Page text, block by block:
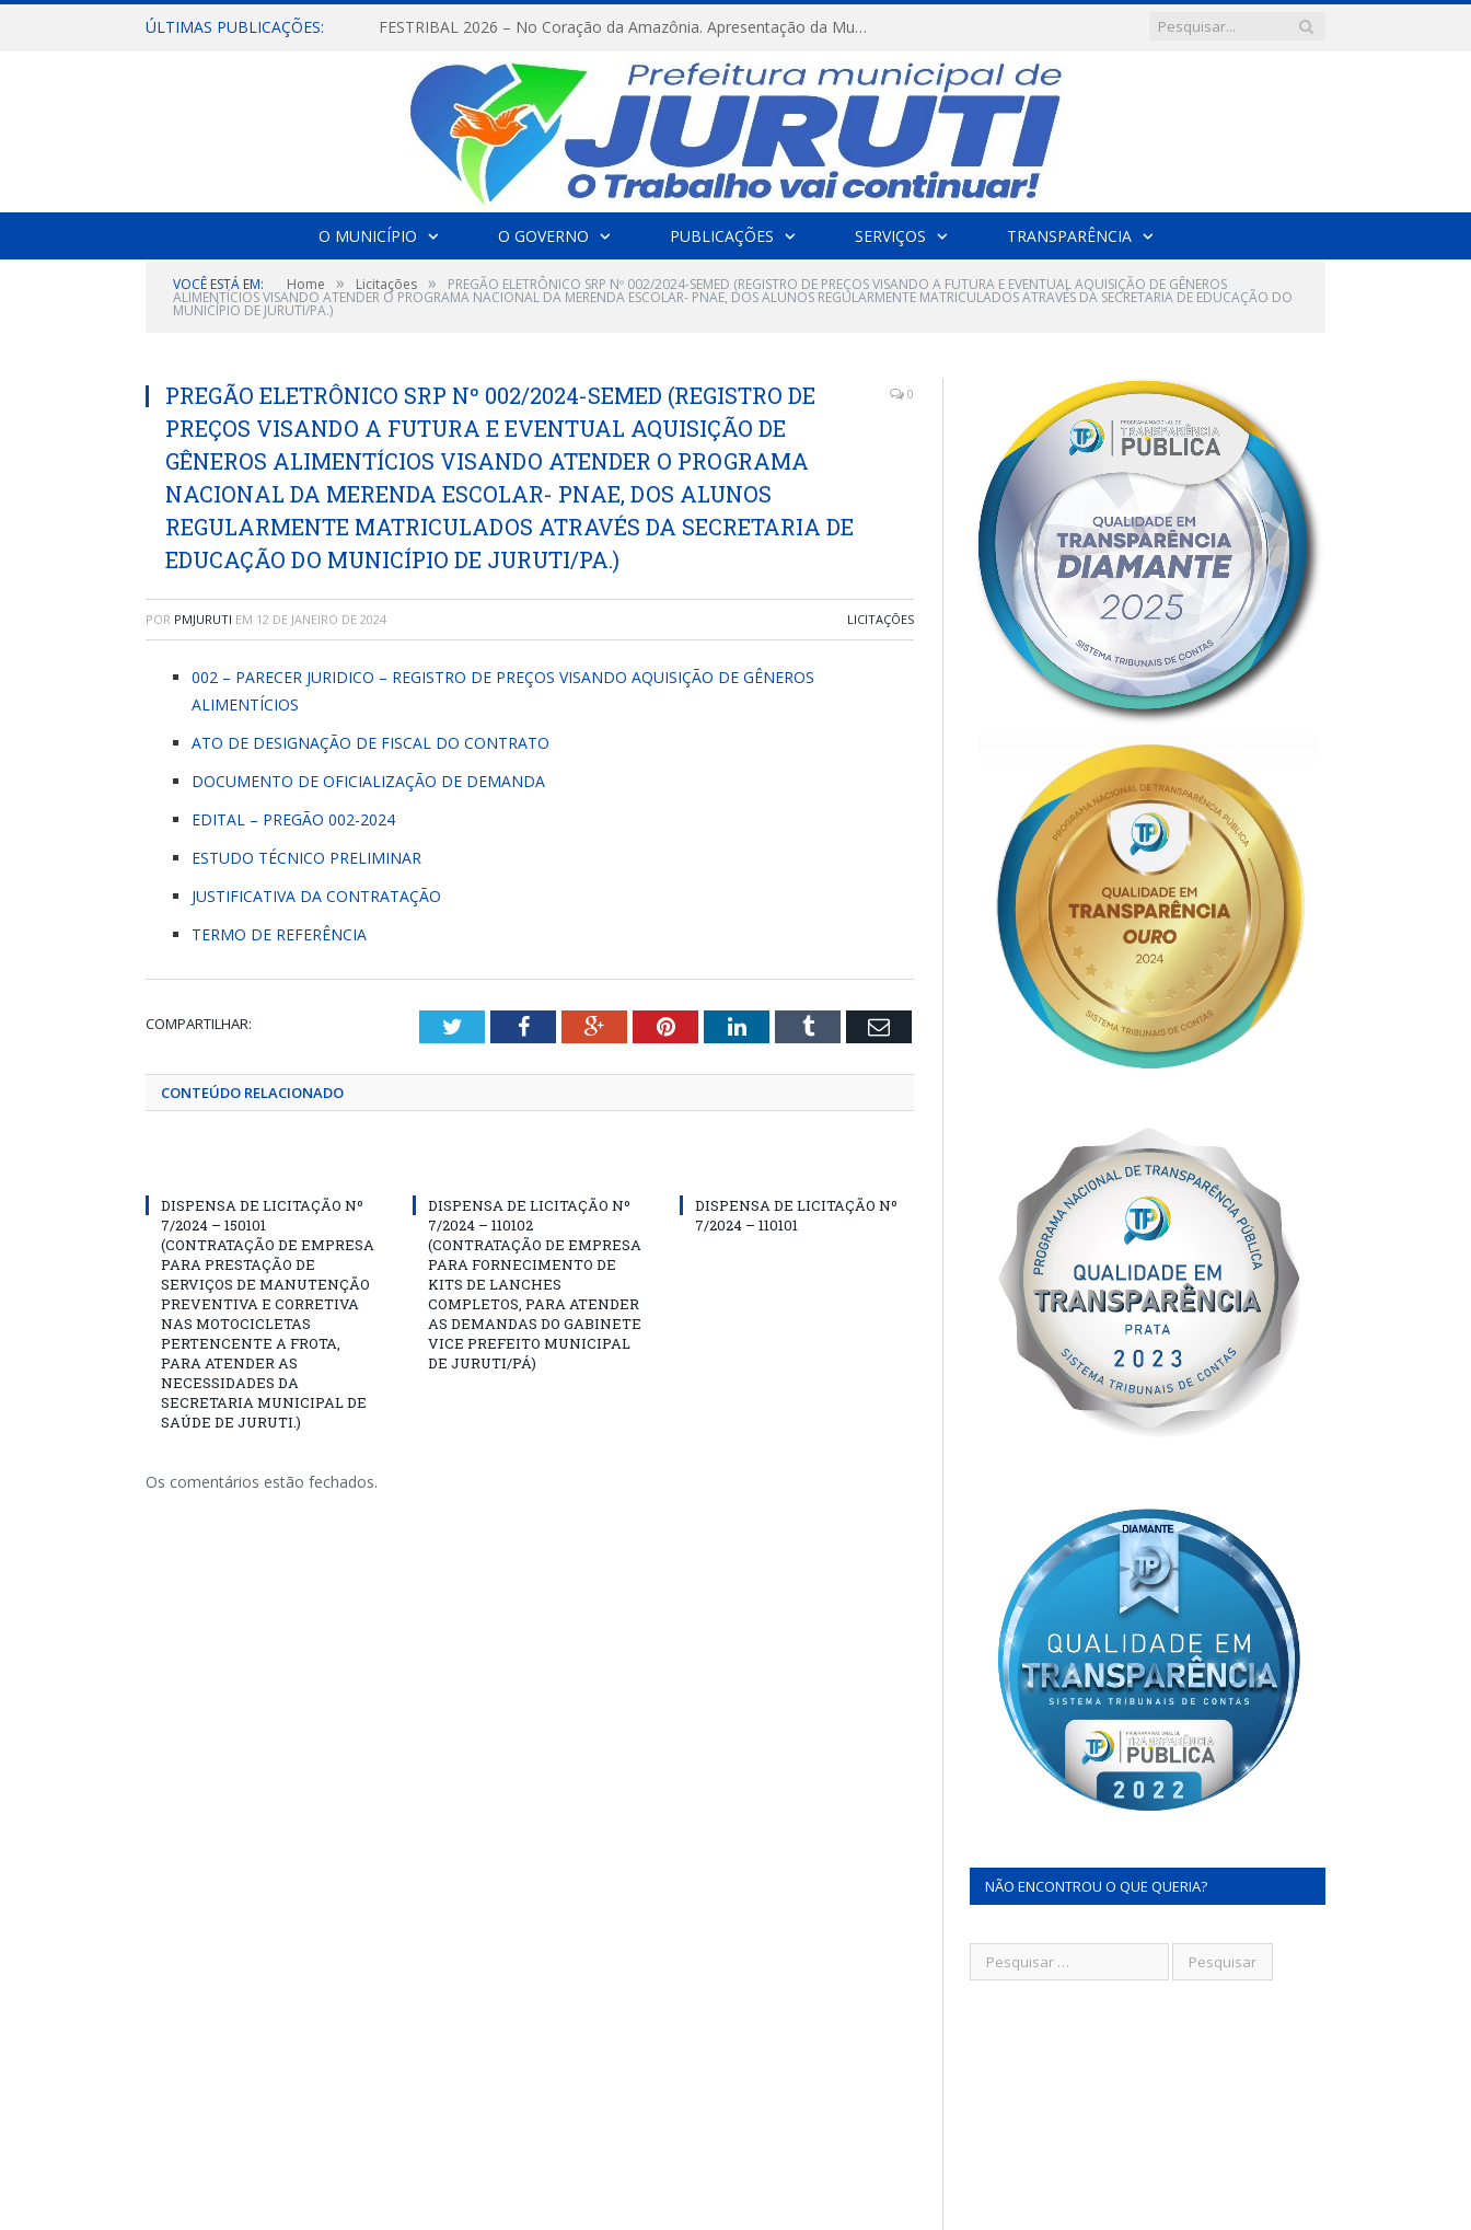
ÚLTIMAS PUBLICAÇÕES: FESTRIBAL 2026 – No Coração da Amazônia. Apresentação da Munduruku.
O MUNICÍPIO O GOVERNO PUBLICAÇÕES SERVIÇOS TRANSPARÊNCIA
VOCÊ ESTÁ EM: Home » Licitações » PREGÃO ELETRÔNICO SRP Nº 002/2024-SEMED (REGISTRO DE PREÇOS VISANDO A FUTURA E EVENTUAL AQUISIÇÃO DE GÊNEROS
ALIMENTÍCIOS VISANDO ATENDER O PROGRAMA NACIONAL DA MERENDA ESCOLAR- PNAE, DOS ALUNOS REGULARMENTE MATRICULADOS ATRAVÉS DA SECRETARIA DE EDUCAÇÃO DO
MUNICÍPIO DE JURUTI/PA.)
PREGÃO ELETRÔNICO SRP Nº 002/2024-SEMED (REGISTRO DE
PREÇOS VISANDO A FUTURA E EVENTUAL AQUISIÇÃO DE
GÊNEROS ALIMENTÍCIOS VISANDO ATENDER O PROGRAMA
NACIONAL DA MERENDA ESCOLAR- PNAE, DOS ALUNOS
REGULARMENTE MATRICULADOS ATRAVÉS DA SECRETARIA DE
EDUCAÇÃO DO MUNICÍPIO DE JURUTI/PA.)
0
POR PMJURUTI EM 12 DE JANEIRO DE 2024 LICITAÇÕES
002 – PARECER JURIDICO – REGISTRO DE PREÇOS VISANDO AQUISIÇÃO DE GÊNEROS
ALIMENTÍCIOS
ATO DE DESIGNAÇÃO DE FISCAL DO CONTRATO
DOCUMENTO DE OFICIALIZAÇÃO DE DEMANDA
EDITAL – PREGÃO 002-2024
ESTUDO TÉCNICO PRELIMINAR
JUSTIFICATIVA DA CONTRATAÇÃO
TERMO DE REFERÊNCIA
COMPARTILHAR: TwitterFacebookGoogle+PinterestLinkedInTumblr Email
CONTEÚDO RELACIONADO
DISPENSA DE LICITAÇÃO Nº
7/2024 – 150101
(CONTRATAÇÃO DE EMPRESA
PARA PRESTAÇÃO DE
SERVIÇOS DE MANUTENÇÃO
PREVENTIVA E CORRETIVA
NAS MOTOCICLETAS
PERTENCENTE A FROTA,
PARA ATENDER AS
NECESSIDADES DA
SECRETARIA MUNICIPAL DE
SAÚDE DE JURUTI.)
DISPENSA DE LICITAÇÃO Nº
7/2024 – 110102
(CONTRATAÇÃO DE EMPRESA
PARA FORNECIMENTO DE
KITS DE LANCHES
COMPLETOS, PARA ATENDER
AS DEMANDAS DO GABINETE
VICE PREFEITO MUNICIPAL
DE JURUTI/PÁ)
DISPENSA DE LICITAÇÃO Nº
7/2024 – 110101
Os comentários estão fechados.
NÃO ENCONTROU O QUE QUERIA?